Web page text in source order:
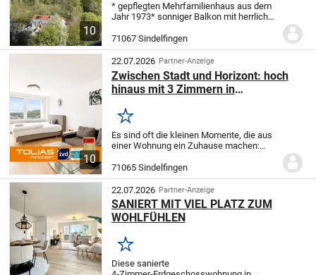
10
* gepflegten Mehrfamilienhaus aus dem
Jahr 1973* sonniger Balkon mit herrlicher
befindet sich im 8. Obergeschoss (mit
Fahrstuhl)* ein Kellerraum gehört zu der...
71067 Sindelfingen
10
22.07.2026 Partner-Anzeige
Zwischen Stadt und Horizont: hoch
hinaus mit 3 Zimmern in
Merken
Es sind oft die kleinen Momente, die aus
einer Wohnung ein Zuhause machen:
Blick über Sindelfingen schweifen lassen,
den ersten Kaffee an der frischen Luft...
71065 Sindelfingen
22.07.2026 Partner-Anzeige
SANIERT MIT VIEL PLATZ ZUM
WOHLFÜHLEN
Merken
Diese sanierte